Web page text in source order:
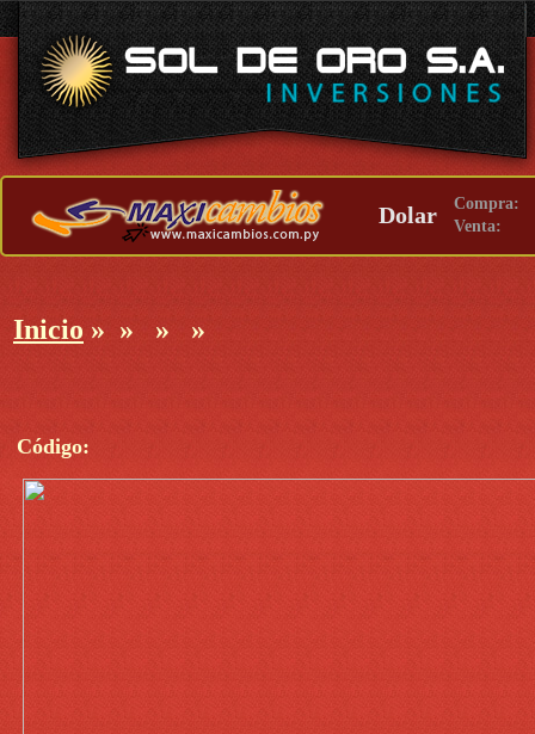
Dolar
Compra:
Venta:
Inicio » » » »
Código: